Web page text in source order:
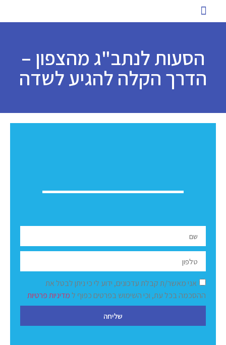
הסעות לנתב"ג מהצפון –
הדרך הקלה להגיע לשדה
אני מאשר/ת קבלת עדכונים, ידוע לי כי ניתן לבטל את
ההסכמה בכל עת, וכי השימוש בפרטים כפוף למדיניות פרטיות
שליחה